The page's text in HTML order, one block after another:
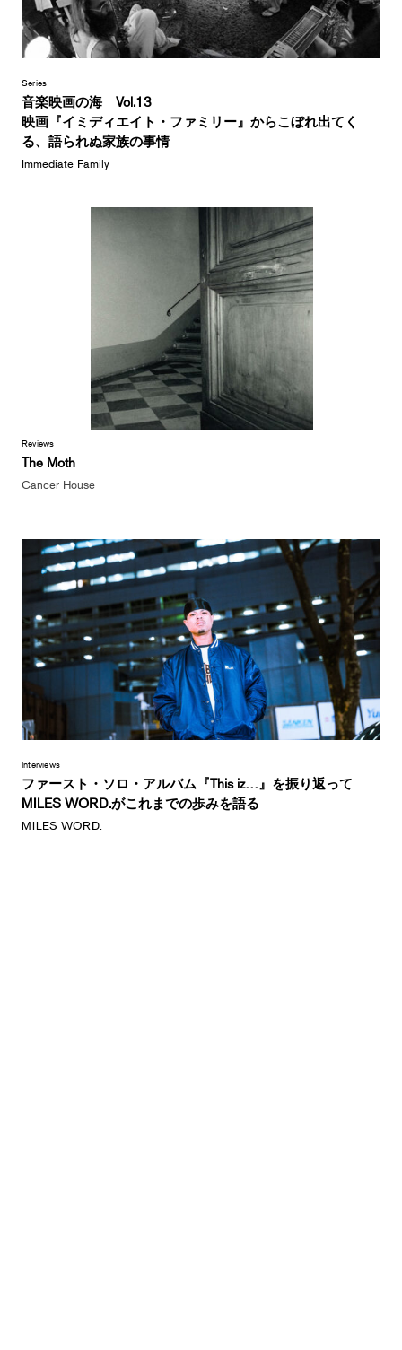
Series
音楽映画の海 Vol.13
映画『イミディエイト・ファミリー』からこぼれ出てく
る、語られぬ家族の事情
Immediate Family
Reviews
The Moth
Cancer House
Interviews
ファースト・ソロ・アルバム『This iz…』を振り返って
MILES WORD.がこれまでの歩みを語る
MILES WORD.